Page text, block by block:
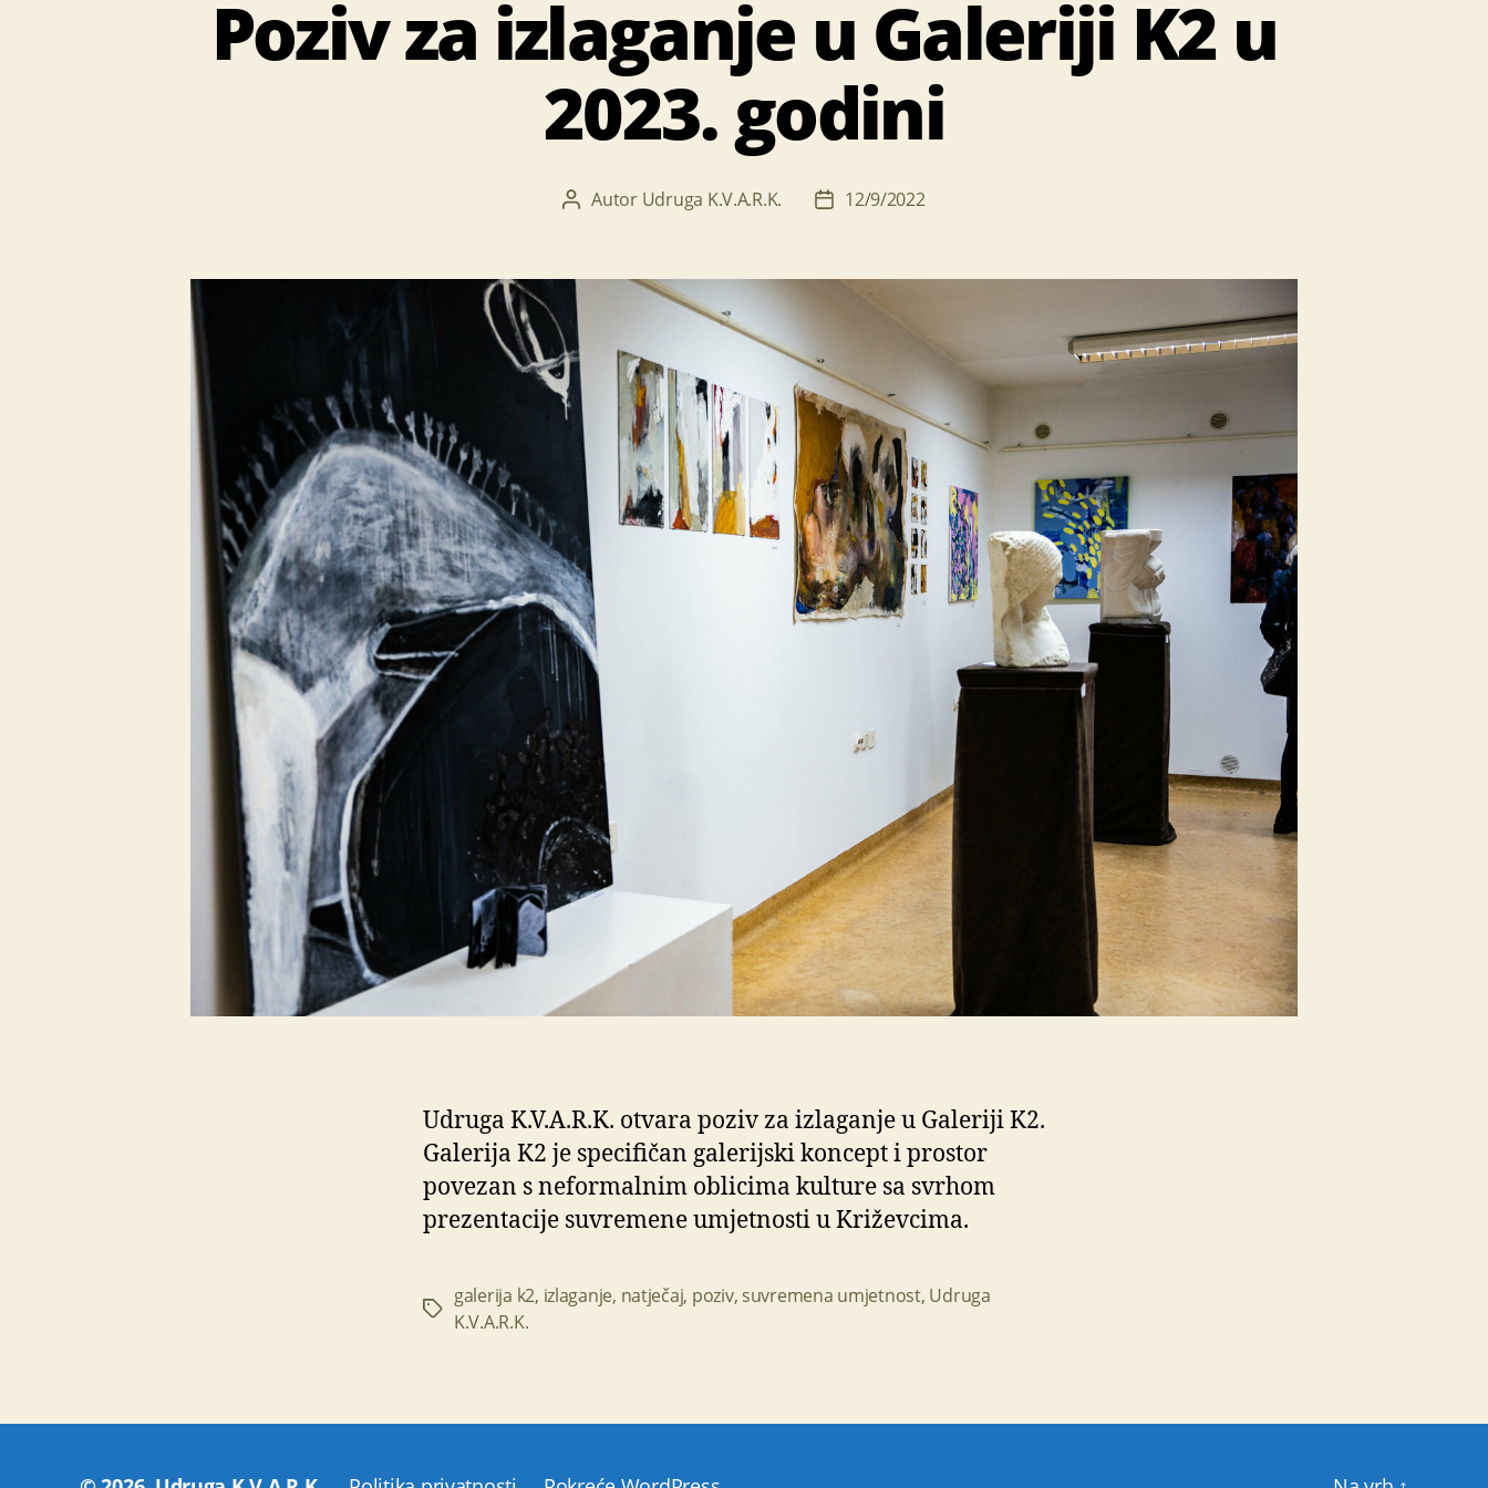
Poziv za izlaganje u Galeriji K2 u
2023. godini
AutorAutor Udruga K.V.A.R.K.
Datum
12/9/2022
Udruga K.V.A.R.K. otvara poziv za izlaganje u Galeriji K2.
Galerija K2 je specifičan galerijski koncept i prostor
povezan s neformalnim oblicima kulture sa svrhom
prezentacije suvremene umjetnosti u Križevcima.
Oznake
galerija k2, izlaganje, natječaj, poziv, suvremena umjetnost, Udruga
K.V.A.R.K.